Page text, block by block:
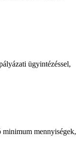
ügyintézéssel,
minimum mennyiségek,